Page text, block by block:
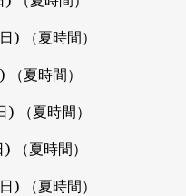
)
（夏時間）
（夏時間）
)
（夏時間）
)
（夏時間）
)
（夏時間）